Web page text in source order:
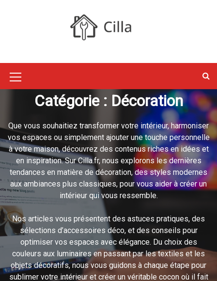
o
t
Cilla : Jardin,
Maison, Déco,
Travaux
M
u
I
c
o
n
Catégorie : Décoration
Que vous souhaitiez transformer votre intérieur, harmoniser
vos espaces ou simplement ajouter une touche personnelle
à votre maison, découvrez des contenus riches en idées et
en inspiration. Sur Cilla.fr, nous explorons les dernières
tendances en matière de décoration, des styles modernes
aux ambiances plus classiques, pour vous aider à créer un
intérieur qui vous ressemble.
Nos articles vous présentent des astuces pratiques, des
sélections d’accessoires déco, et des conseils pour
optimiser vos espaces avec élégance. Du choix des
couleurs aux luminaires en passant par les textiles et les
objets décoratifs, nous vous guidons à chaque étape pour
sublimer votre intérieur et créer un véritable cocon où il fait